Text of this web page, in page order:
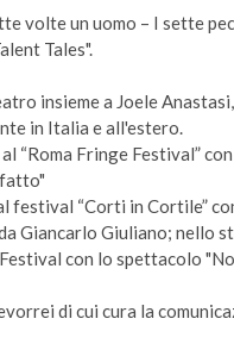
volte un uomo – I sette
Tales".
insieme a Joele
in Italia e all'estero.
“Roma Fringe Festival”
festival “Corti in Cortile”
Giancarlo Giuliano; nello
con lo spettacolo
di cui cura la